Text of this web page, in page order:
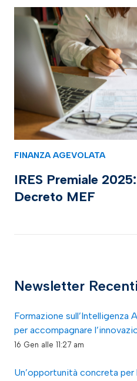
FINANZA AGEVOLATA
IRES Premiale
Decreto MEF
Newsletter Recenti
Formazione sull’Intelligenza
per accompagnare
16 Gen alle 11:27 am
Un’opportunità concreta